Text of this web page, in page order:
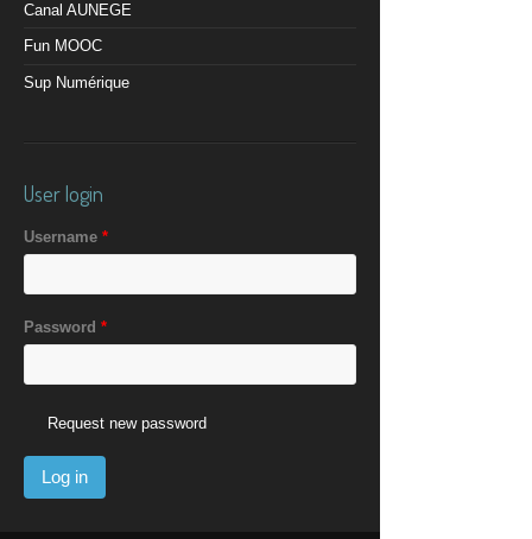
Canal AUNEGE
Fun MOOC
Sup Numérique
User login
Username *
Password *
Request new password